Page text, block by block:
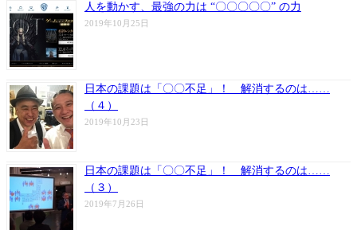
人を動かす、最強の力は “〇〇〇〇〇” の力
2019年10月25日
日本の課題は「〇〇不足」！ 解消するのは……
（４）
2019年10月23日
日本の課題は「〇〇不足」！ 解消するのは……
（３）
2019年7月26日